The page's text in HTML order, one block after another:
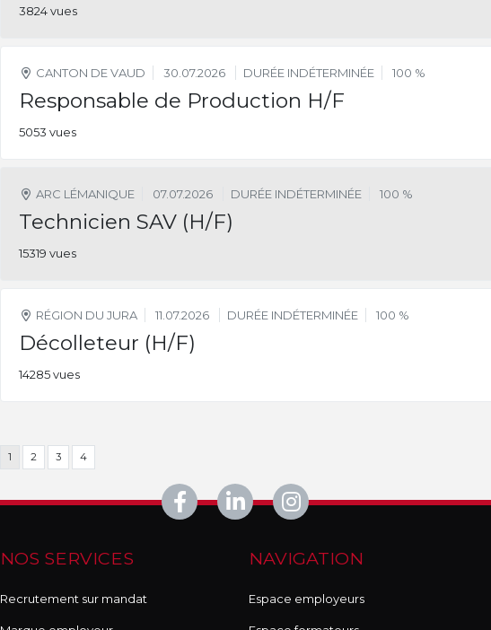
3824 vues
CANTON DE VAUD 30.07.2026 DURÉE INDÉTERMINÉE 100 %
Responsable de Production H/F
5053 vues
ARC LÉMANIQUE 07.07.2026 DURÉE INDÉTERMINÉE 100 %
Technicien SAV (H/F)
15319 vues
RÉGION DU JURA 11.07.2026 DURÉE INDÉTERMINÉE 100 %
Décolleteur (H/F)
14285 vues
1 2 3 4
NOS SERVICES
Recrutement sur mandat
NAVIGATION
Espace employeurs